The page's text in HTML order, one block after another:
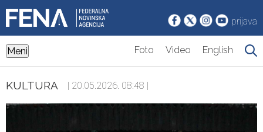
prijava
Meni Foto Video English
KULTURA | 20.05.2026. 08:48 |